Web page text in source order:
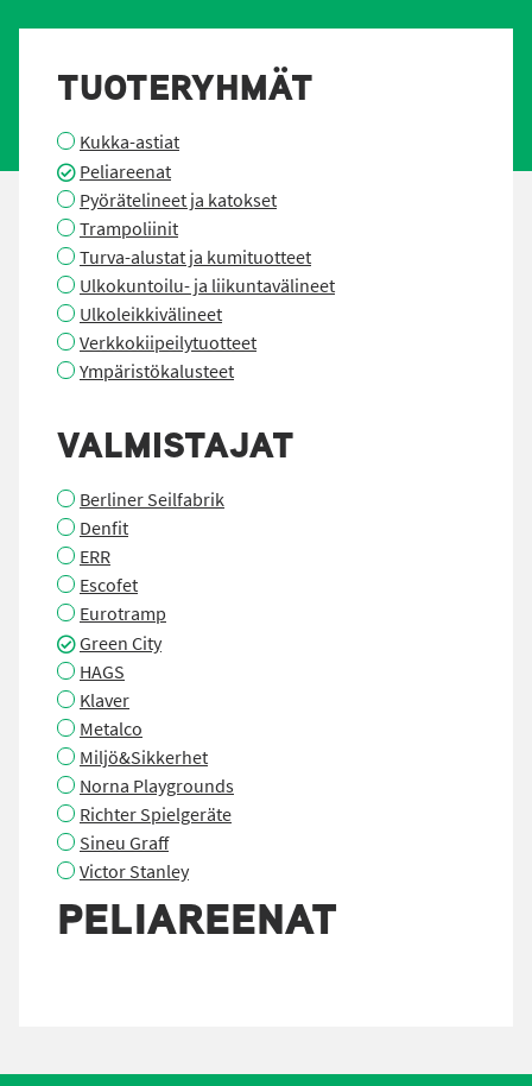
TUOTERYHMÄT
Kukka-astiat
Peliareenat
Pyörätelineet ja katokset
Trampoliinit
Turva-alustat ja kumituotteet
Ulkokuntoilu- ja liikuntavälineet
Ulkoleikkivälineet
Verkkokiipeilytuotteet
Ympäristökalusteet
VALMISTAJAT
Berliner Seilfabrik
Denfit
ERR
Escofet
Eurotramp
Green City
HAGS
Klaver
Metalco
Miljö&Sikkerhet
Norna Playgrounds
Richter Spielgeräte
Sineu Graff
Victor Stanley
PELIAREENAT